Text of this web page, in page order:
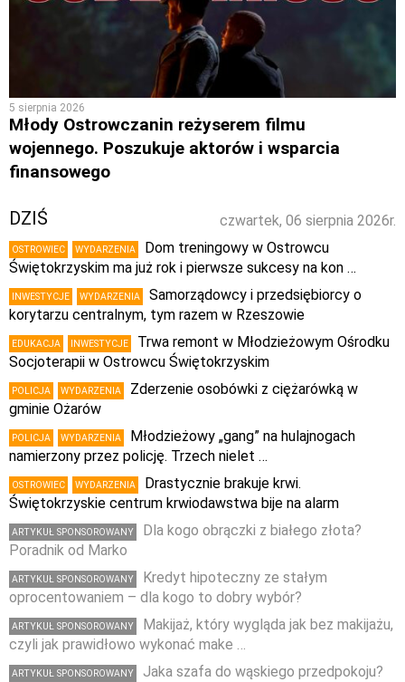
5 sierpnia 2026
Młody Ostrowczanin reżyserem filmu
wojennego. Poszukuje aktorów i wsparcia
finansowego
czwartek, 06 sierpnia 2026r.
DZIŚ
OSTROWIEC WYDARZENIA
Dom treningowy w Ostrowcu
Świętokrzyskim ma już rok i pierwsze sukcesy na kon …
INWESTYCJE WYDARZENIA
Samorządowcy i przedsiębiorcy o
korytarzu centralnym, tym razem w Rzeszowie
EDUKACJA INWESTYCJE
Trwa remont w Młodzieżowym Ośrodku
Socjoterapii w Ostrowcu Świętokrzyskim
POLICJA WYDARZENIA
Zderzenie osobówki z ciężarówką w
gminie Ożarów
POLICJA WYDARZENIA
Młodzieżowy „gang” na hulajnogach
namierzony przez policję. Trzech nielet …
OSTROWIEC WYDARZENIA
Drastycznie brakuje krwi.
Świętokrzyskie centrum krwiodawstwa bije na alarm
ARTYKUŁ SPONSOROWANY
Dla kogo obrączki z białego złota?
Poradnik od Marko
ARTYKUŁ SPONSOROWANY
Kredyt hipoteczny ze stałym
oprocentowaniem – dla kogo to dobry wybór?
ARTYKUŁ SPONSOROWANY
Makijaż, który wygląda jak bez makijażu,
czyli jak prawidłowo wykonać make …
ARTYKUŁ SPONSOROWANY
Jaka szafa do wąskiego przedpokoju?